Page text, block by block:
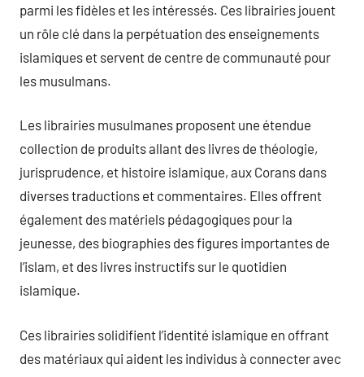
parmi les fidèles et les intéressés. Ces librairies jouent
un rôle clé dans la perpétuation des enseignements
islamiques et servent de centre de communauté pour
les musulmans.
Les librairies musulmanes proposent une étendue
collection de produits allant des livres de théologie,
jurisprudence, et histoire islamique, aux Corans dans
diverses traductions et commentaires. Elles offrent
également des matériels pédagogiques pour la
jeunesse, des biographies des figures importantes de
l’islam, et des livres instructifs sur le quotidien
islamique.
Ces librairies solidifient l’identité islamique en offrant
des matériaux qui aident les individus à connecter avec